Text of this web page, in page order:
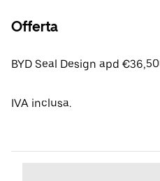
Offerta
BYD Seal Design apd
IVA inclusa.